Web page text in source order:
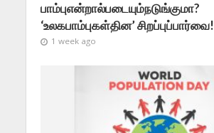
பாம்புஎன்றால்படையும்நடுங்குமா?
‘உலகபாம்புகள்தின’ சிறப்புப்பார்வை!
1 week ago